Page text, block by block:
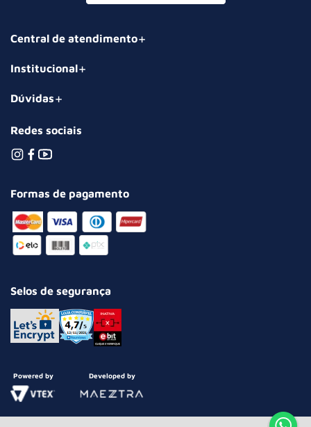
Central de atendimento
Institucional
Dúvidas
Redes sociais
Formas de pagamento
Selos de segurança
Powered by Developed by